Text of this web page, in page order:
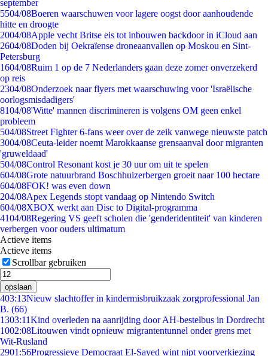
september
5504/08Boeren waarschuwen voor lagere oogst door aanhoudende
hitte en droogte
2004/08Apple vecht Britse eis tot inbouwen backdoor in iCloud aan
2604/08Doden bij Oekraïense droneaanvallen op Moskou en Sint-
Petersburg
1604/08Ruim 1 op de 7 Nederlanders gaan deze zomer onverzekerd
op reis
2304/08Onderzoek naar flyers met waarschuwing voor 'Israëlische
oorlogsmisdadigers'
8104/08'Witte' mannen discrimineren is volgens OM geen enkel
probleem
504/08Street Fighter 6-fans weer over de zeik vanwege nieuwste patch
3004/08Ceuta-leider noemt Marokkaanse grensaanval door migranten
'gruweldaad'
504/08Control Resonant kost je 30 uur om uit te spelen
604/08Grote natuurbrand Boschhuizerbergen groeit naar 100 hectare
604/08FOK! was even down
204/08Apex Legends stopt vandaag op Nintendo Switch
604/08XBOX werkt aan Disc to Digital-programma
4104/08Regering VS geeft scholen die 'genderidentiteit' van kinderen
verbergen voor ouders ultimatum
Actieve items
Actieve items
Scrollbar gebruiken
opslaan
403:13Nieuw slachtoffer in kindermisbruikzaak zorgprofessional Jan
B. (66)
1303:11Kind overleden na aanrijding door AH-bestelbus in Dordrecht
1002:08Litouwen vindt opnieuw migrantentunnel onder grens met
Wit-Rusland
2901:56Progressieve Democraat El-Sayed wint nipt voorverkiezing